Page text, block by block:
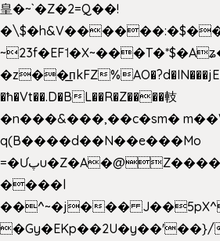
皇�~`�Z�2=Q��!
�z��͟пkFZ
�ħ�Vt��.D�BL��R�Z����䡋
�n���&���,��c�sm�
q(B����d��N��e���Mo
=�Ưپu�Z�A�@Z�����%G��C�7/
����l
��^~�j���
�Gy�EKp��2U�y��'��}/